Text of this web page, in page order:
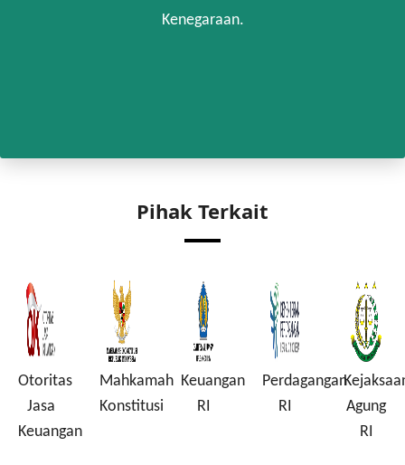
Kenegaraan.
Pihak Terkait
Otoritas
Jasa
Keuangan
Mahkamah
Konstitusi
Keuangan
RI
Perdagangan
RI
Agung
RI